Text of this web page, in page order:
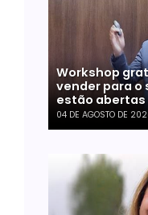
Workshop
vender para o
estão abertas
04 DE AGOSTO DE